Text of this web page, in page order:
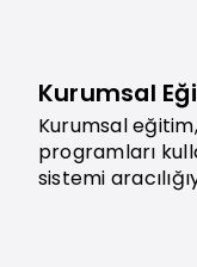
Kurumsal
Kurumsal
programları
sistemi